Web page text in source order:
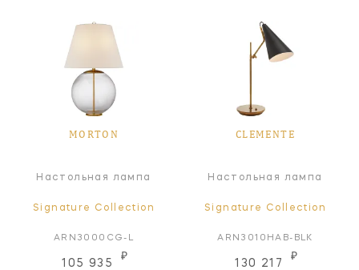
MORTON
Настольная лампа
Signature Collection
ARN3000CG-L
105 935
₽
CLEMENTE
Настольная лампа
Signature Collection
ARN3010HAB-BLK
130 217
₽